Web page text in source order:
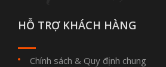
HỖ TRỢ KHÁCH HÀNG
Chính sách & Quy định chung